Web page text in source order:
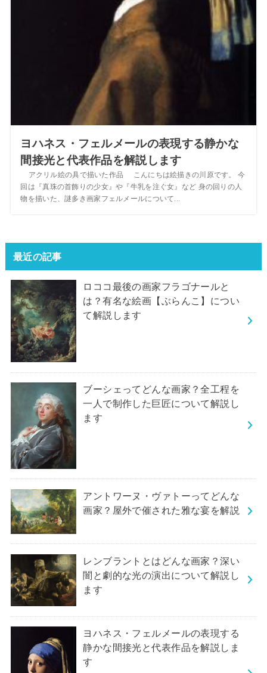
ヨハネス・フェルメールの表現する静かな
間接光と代表作品を解説します
アクリル絵の具で描いた作品 こんにちは絵描きの川原です。 今
回は『真珠の首飾りの少女』や『牛乳を注ぐ女』など 身の回りの人
物を描いた、謎多き画家フェルメールについて...
最近の記事
ロココ最後の画家フラゴナールと
は？有名な絵画【ぶらんこ】につい
て解説します
ブーシェってどんな画家？全工程を
一人で制作した巨匠について解説し
ます
アントワーヌ・ヴァトーってどんな
画家？屋外で催された雅な宴を解説
レンブラントとはどんな画家？深い
闇と劇的な光の演出について解説し
ます
ヨハネス・フェルメールの表現する
静かな間接光と代表作品を解説しま
す